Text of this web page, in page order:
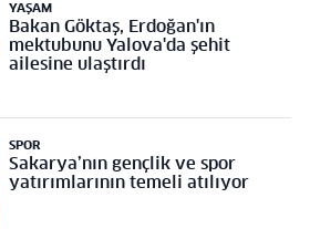
YAŞAM
Bakan Göktaş, Erdoğan'ın
mektubunu Yalova'da şehit
ailesine ulaştırdı
SPOR
Sakarya’nın gençlik ve spor
yatırımlarının temeli atılıyor